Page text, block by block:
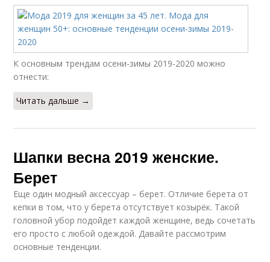
К основным трендам осени-зимы 2019-2020 можно
отнести:
Читать дальше →
Шапки весна 2019 женские.
Берет
Еще один модный аксессуар – берет. Отличие берета от
кепки в том, что у берета отсутствует козырёк. Такой
головной убор подойдет каждой женщине, ведь сочетать
его просто с любой одеждой. Давайте рассмотрим
основные тенденции.